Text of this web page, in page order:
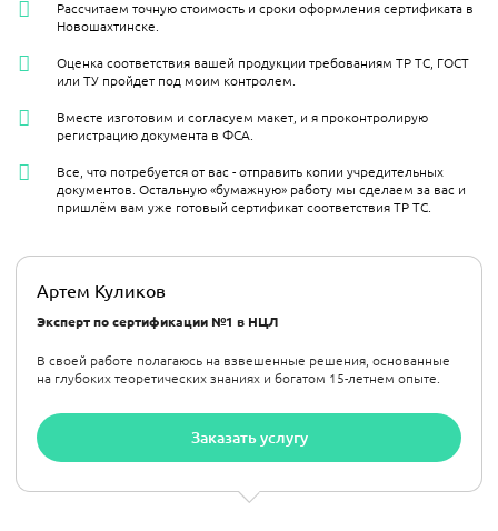
Артем Куликов
Эксперт по сертификации №1 в НЦЛ
В своей работе полагаюсь на взвешенные решения, основанные
на глубоких теоретических знаниях и богатом 15-летнем опыте.
Заказать услугу
Рассчитаем точную стоимость и сроки оформления сертификата в
Новошахтинске.
Оценка соответствия вашей продукции требованиям ТР ТС, ГОСТ
или ТУ пройдет под моим контролем.
Вместе изготовим и согласуем макет, и я проконтролирую
регистрацию документа в ФСА.
Все, что потребуется от вас - отправить копии учредительных
документов. Остальную «бумажную» работу мы сделаем за вас и
пришлём вам уже готовый сертификат соответствия ТР ТС.